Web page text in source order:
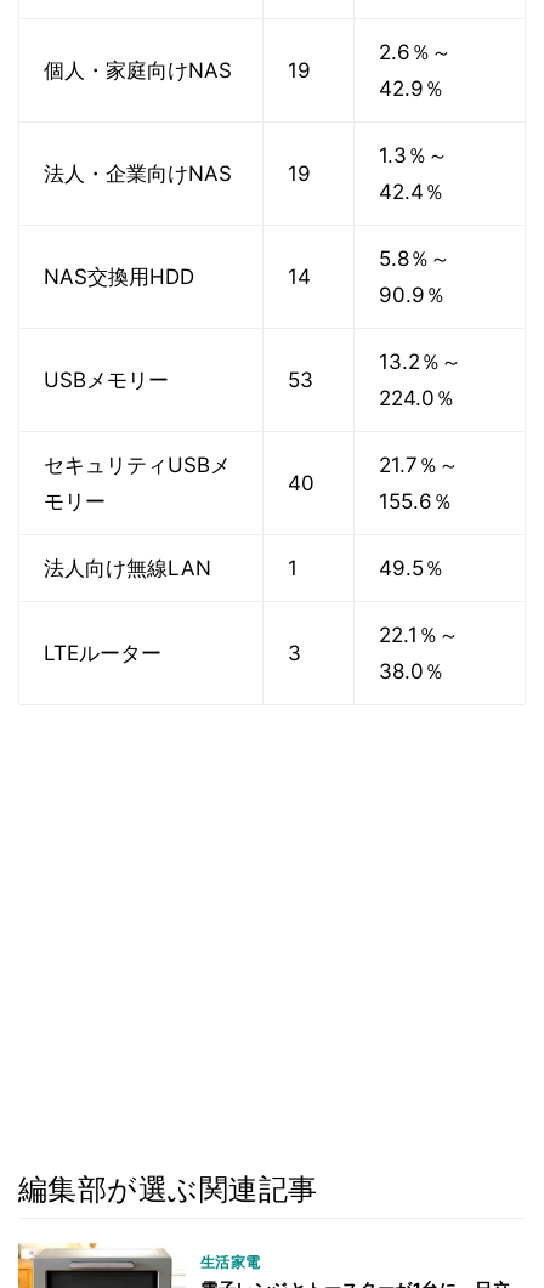
個人・家庭向けNAS 19
2.6％～
42.9％
法人・企業向けNAS 19
1.3％～
42.4％
NAS交換用HDD 14
5.8％～
90.9％
USBメモリー 53
13.2％～
224.0％
セキュリティUSBメ
モリー
40
21.7％～
155.6％
法人向け無線LAN 1 49.5％
LTEルーター 3
22.1％～
38.0％
編集部が選ぶ関連記事
生活家電